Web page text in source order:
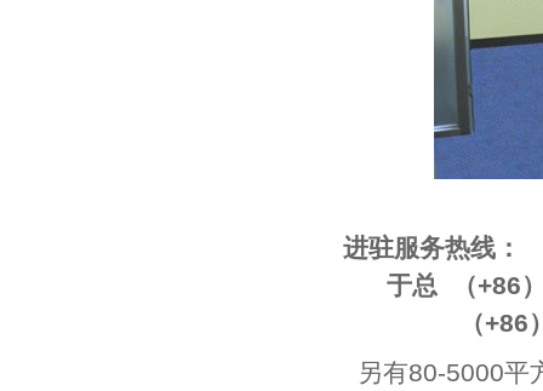
进驻服务热线：
于总 （+86）
（+86）
另有80-5000平